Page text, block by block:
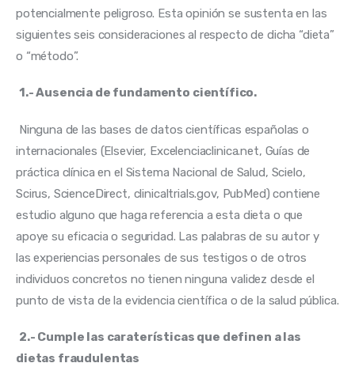
potencialmente peligroso. Esta opinión se sustenta en las
siguientes seis consideraciones al respecto de dicha “dieta”
o “método”.
1.- Ausencia de fundamento científico.
Ninguna de las bases de datos científicas españolas o
internacionales (Elsevier, Excelenciaclinica.net, Guías de
práctica clínica en el Sistema Nacional de Salud, Scielo,
Scirus, ScienceDirect, clinicaltrials.gov, PubMed) contiene
estudio alguno que haga referencia a esta dieta o que
apoye su eficacia o seguridad. Las palabras de su autor y
las experiencias personales de sus testigos o de otros
individuos concretos no tienen ninguna validez desde el
punto de vista de la evidencia científica o de la salud pública.
2.- Cumple las caraterísticas que definen a las
dietas fraudulentas